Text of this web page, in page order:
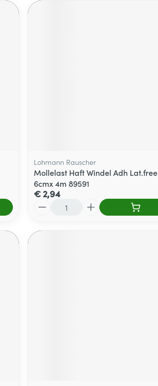
Lohmann Rauscher
Mollelast Haft Windel Adh Lat.free
6cmx 4m 89591
€ 2,94